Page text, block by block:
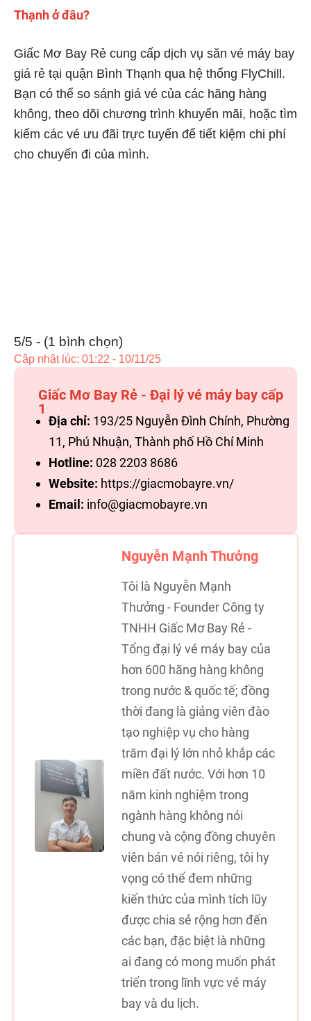
Thạnh ở đâu?
Giấc Mơ Bay Rẻ cung cấp dịch vụ săn vé máy bay
giá rẻ tại quận Bình Thạnh qua hệ thống FlyChill.
Bạn có thể so sánh giá vé của các hãng hàng
không, theo dõi chương trình khuyến mãi, hoặc tìm
kiếm các vé ưu đãi trực tuyến để tiết kiệm chi phí
cho chuyến đi của mình.
5/5 - (1 bình chọn)
Cập nhật lúc: 01:22 - 10/11/25
Giấc Mơ Bay Rẻ - Đại lý vé máy bay cấp
1
Địa chỉ: 193/25 Nguyễn Đình Chính, Phường
11, Phú Nhuận, Thành phố Hồ Chí Minh
Hotline: 028 2203 8686
Website: https://giacmobayre.vn/
Email: info@giacmobayre.vn
Nguyễn Mạnh Thưởng
Tôi là Nguyễn Mạnh
Thưởng - Founder Công ty
TNHH Giấc Mơ Bay Rẻ -
Tổng đại lý vé máy bay của
hơn 600 hãng hàng không
trong nước & quốc tế; đồng
thời đang là giảng viên đào
tạo nghiệp vụ cho hàng
trăm đại lý lớn nhỏ khắp các
miền đất nước. Với hơn 10
năm kinh nghiệm trong
ngành hàng không nói
chung và cộng đồng chuyên
viên bán vé nói riêng, tôi hy
vọng có thể đem những
kiến thức của mình tích lũy
được chia sẻ rộng hơn đến
các bạn, đặc biệt là những
ai đang có mong muốn phát
triển trong lĩnh vực vé máy
bay và du lịch.